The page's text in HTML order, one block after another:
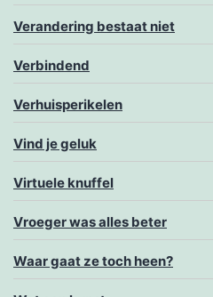
Verandering bestaat niet
Verbindend
Verhuisperikelen
Vind je geluk
Virtuele knuffel
Vroeger was alles beter
Waar gaat ze toch heen?